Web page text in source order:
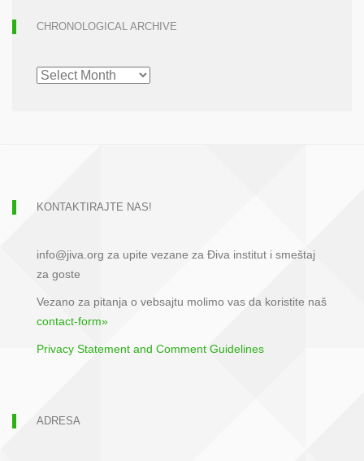
CHRONOLOGICAL ARCHIVE
CHRONOLOGICAL
ARCHIVE
KONTAKTIRAJTE NAS!
info@jiva.org za upite vezane za Điva institut i smeštaj
za goste
Vezano za pitanja o vebsajtu molimo vas da koristite naš
contact-form»
Privacy Statement and Comment Guidelines
ADRESA